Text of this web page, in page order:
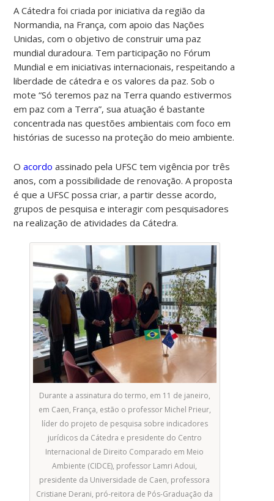
A Cátedra foi criada por iniciativa da região da
Normandia, na França, com apoio das Nações
Unidas, com o objetivo de construir uma paz
mundial duradoura. Tem participação no Fórum
Mundial e em iniciativas internacionais, respeitando a
liberdade de cátedra e os valores da paz. Sob o
mote “Só teremos paz na Terra quando estivermos
em paz com a Terra”, sua atuação é bastante
concentrada nas questões ambientais com foco em
histórias de sucesso na proteção do meio ambiente.
Oacordo assinado pela UFSC tem vigência por três
anos, com a possibilidade de renovação. A proposta
é que a UFSC possa criar, a partir desse acordo,
grupos de pesquisa e interagir com pesquisadores
na realização de atividades da Cátedra.
Durante a assinatura do termo, em 11 de janeiro,
em Caen, França, estão o professor Michel Prieur,
líder do projeto de pesquisa sobre indicadores
jurídicos da Cátedra e presidente do Centro
Internacional de Direito Comparado em Meio
Ambiente (CIDCE), professor Lamri Adoui,
presidente da Universidade de Caen, professora
Cristiane Derani, pró-reitora de Pós-Graduação da